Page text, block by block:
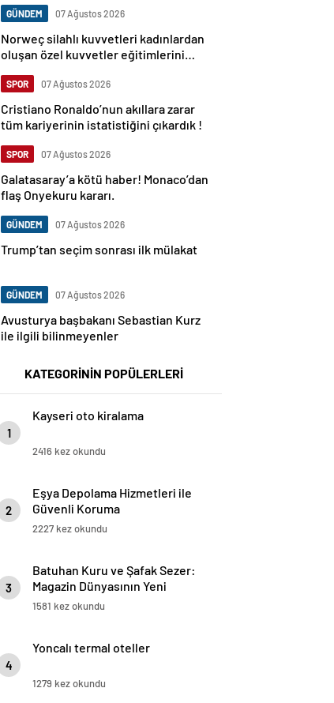
GÜNDEM 07 Ağustos 2026
Norweç silahlı kuvvetleri kadınlardan
oluşan özel kuvvetler eğitimlerini
SPOR 07 Ağustos 2026
Cristiano Ronaldo’nun akıllara zarar
tüm kariyerinin istatistiğini çıkardık !
SPOR 07 Ağustos 2026
Galatasaray’a kötü haber! Monaco’dan
flaş Onyekuru kararı.
GÜNDEM 07 Ağustos 2026
Trump’tan seçim sonrası ilk mülakat
GÜNDEM 07 Ağustos 2026
Avusturya başbakanı Sebastian Kurz
ile ilgili bilinmeyenler
KATEGORİNİN POPÜLERLERİ
1
Kayseri oto kiralama
2416 kez okundu
2
Eşya Depolama Hizmetleri ile
Güvenli Koruma
2227 kez okundu
3
Batuhan Kuru ve Şafak Sezer:
Magazin Dünyasının Yeni
“Dynamic Duo”su!
1581 kez okundu
4
Yoncalı termal oteller
1279 kez okundu